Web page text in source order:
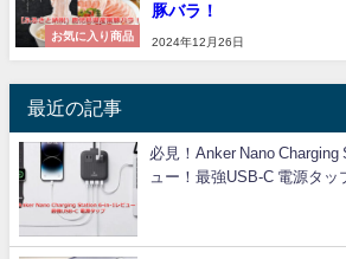
お気に入り商品
豚バラ！
2024年12月26日
最近の記事
必見！Anker Nano Charging
ュー！最強USB-C 電源タッ